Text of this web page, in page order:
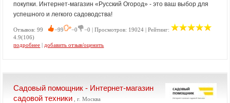
покупки. Интернет-магазин «Русский Огород» - это ваш выбор для
успешного и легкого садоводства!
Отзывов: 99 −99 −0
−0 | Просмотров: 19024 | Рейтинг:
4.9(106)
подробнее | добавить отзыв/оценить
Садовый помощник - Интернет-магазин
садовой техники , г. Москва